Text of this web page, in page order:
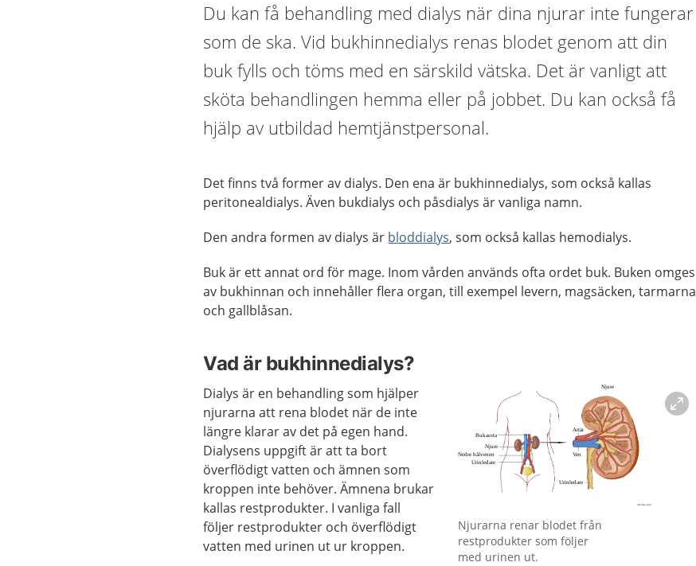
Du kan få behandling med dialys när dina njurar inte fungerar
som de ska. Vid bukhinnedialys renas blodet genom att din
buk fylls och töms med en särskild vätska. Det är vanligt att
sköta behandlingen hemma eller på jobbet. Du kan också få
hjälp av utbildad hemtjänstpersonal.
Det finns två former av dialys. Den ena är bukhinnedialys, som också kallas
peritonealdialys. Även bukdialys och påsdialys är vanliga namn.
Den andra formen av dialys är bloddialys, som också kallas hemodialys.
Buk är ett annat ord för mage. Inom vården används ofta ordet buk. Buken omges
av bukhinnan och innehåller flera organ, till exempel levern, magsäcken, tarmarna
och gallblåsan.
Vad är bukhinnedialys?
Förstora bilden
Njurarna renar blodet från
restprodukter som följer
med urinen ut.
Dialys är en behandling som hjälper
njurarna att rena blodet när de inte
längre klarar av det på egen hand.
Dialysens uppgift är att ta bort
överflödigt vatten och ämnen som
kroppen inte behöver. Ämnena brukar
kallas restprodukter. I vanliga fall
följer restprodukter och överflödigt
vatten med urinen ut ur kroppen.